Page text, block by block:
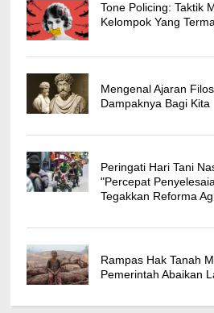
Tone Policing: Taktik
Kelompok Yang
Mengenal Ajaran
Dampaknya Bagi Kita
Peringati Hari Tani
"Percepat
Tegakkan Reforma
Rampas Hak Tanah
Pemerintah Abaikan